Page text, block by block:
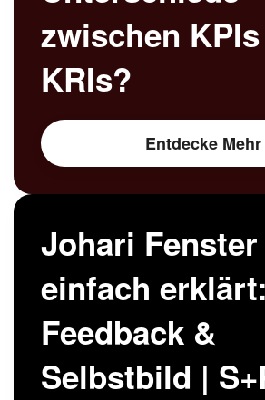
zwischen
KRIs?
Entdecke Mehr
Johari Fenster
einfach erklärt:
Feedback &
Selbstbild |